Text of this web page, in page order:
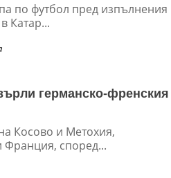
по футбол пред изпълнения
Катар...
германско-френския
Косово и Метохия,
според...